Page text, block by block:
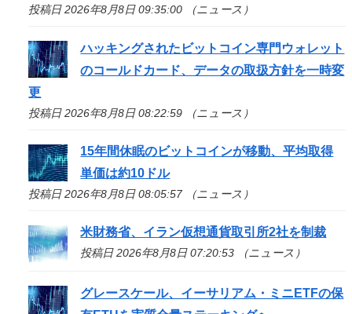
投稿日 2026年8月8日 09:35:00 （ニュース）
ハッキングされたビットコイン専門ウォレット
のコールドカード、データの取扱方針を一時変
更
投稿日 2026年8月8日 08:22:59 （ニュース）
15年間休眠のビットコインが移動、平均取得
単価は約10ドル
投稿日 2026年8月8日 08:05:57 （ニュース）
米財務省、イラン仮想通貨取引所2社を制裁
投稿日 2026年8月8日 07:20:53 （ニュース）
グレースケール、イーサリアム・ミニETFの保